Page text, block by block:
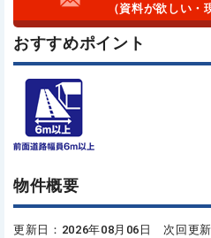
（資料が欲しい・
おすすめポイント
物件概要
更新日：2026年08月06日 次回更